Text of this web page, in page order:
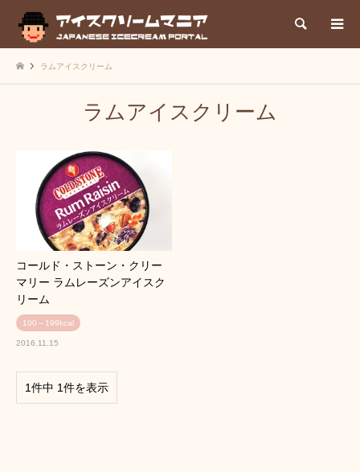
検索
ラムアイスクリーム
ラムアイスクリーム
コールド・ストーン・クリー
マリー ラムレーズンアイスク
リーム
100～199kcal
2016.11.15
1件中 1件を表示